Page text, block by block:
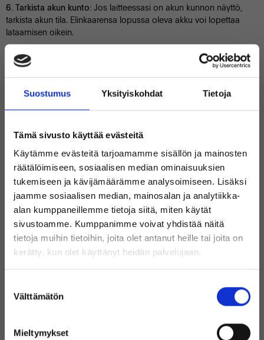
Suostumus Yksityiskohdat Tietoja
Tämä sivusto käyttää evästeitä
Käytämme evästeitä tarjoamamme sisällön ja mainosten
räätälöimiseen, sosiaalisen median ominaisuuksien
tukemiseen ja kävijämäärämme analysoimiseen. Lisäksi
jaamme sosiaalisen median, mainosalan ja analytiikka-
alan kumppaneillemme tietoja siitä, miten käytät
sivustoamme. Kumppanimme voivat yhdistää näitä
tietoja muihin tietoihin, joita olet antanut heille tai joita on
kerätty, kun olet käyttänyt heidän palvelujaan.
valinta
Välttämätön
Mieltymykset
6. Tarkista akun kunto: Jos laitteessasi on akun kunnon näyttö,
tarkista akun tila. Elinkaarensa lopussa oleva akku voi lopettaa
lataamisen oikein.
7. Päivitä ohjelmisto:
Varmista, että tabletissasi on uusin
ohjelmistoversio. Jotkin latausongelmat voivat johtua
ohjelmistovirheistä, jotka on korjattu päivityksissä.
ottamaan yhteyttä ammattilaiseen tai laitehuoltoon.
Mene valtuutettuun korjaamoon
Jos tabletti ei lataudu edelleenkään, kannattaa kääntyä laitteen
merkin valtuutetun korjaamon puoleen.
Esimerkiksi, jos sinulla on Samsung-tabletti, joka ei lataudu, löydät
tai Apple iPad -laitteita. Tarkista suositellut korjaajat kunkin
tuotemerkin verkkosivustolta.
Tervetuloa Inregon verkkokauppaan!